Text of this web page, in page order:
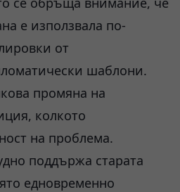
е използвала по-
от
шаблони.
промяна на
колкото
на проблема.
поддържа старата
едновременно